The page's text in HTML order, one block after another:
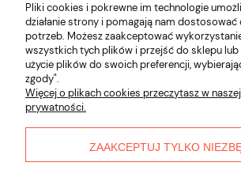
Informacje
Płatności i dostawa
O nas
Pliki cookies i pokrewne im technologie
działanie strony i pomagają nam
potrzeb. Możesz zaakceptować
wszystkich tych plików i przejść do sklepu
użycie plików do swoich preferencji,
zgody".
Więcej o plikach cookies przeczytasz w
prywatności.
ZAAKCEPTUJ TYLKO